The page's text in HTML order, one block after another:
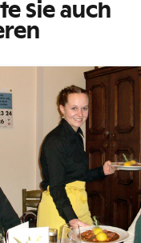
Sie auch